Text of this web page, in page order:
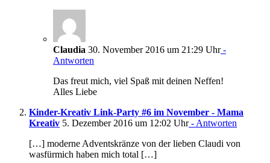
Claudia 30. November 2016 um 21:29 Uhr-
Antworten
Das freut mich, viel Spaß mit deinen Neffen!
Alles Liebe
Kinder-Kreativ Link-Party #6 im November - Mama
Kreativ 5. Dezember 2016 um 12:02 Uhr- Antworten
[…] moderne Adventskränze von der lieben Claudi von
wasfürmich haben mich total […]